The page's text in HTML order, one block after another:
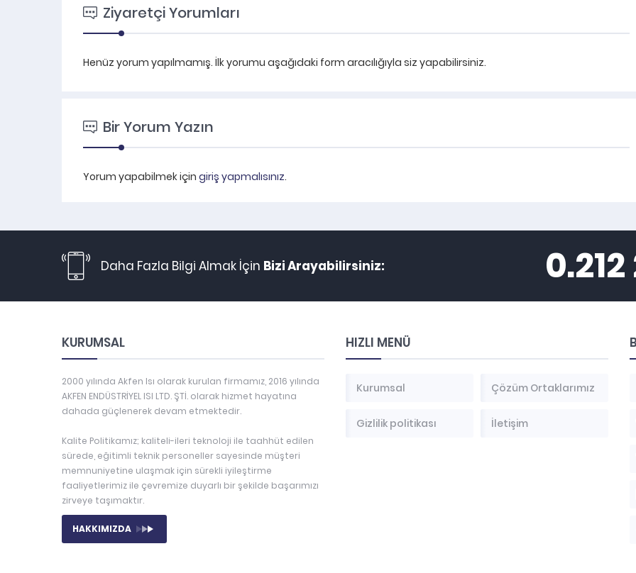
Ziyaretçi Yorumları
Henüz yorum yapılmamış. İlk yorumu aşağıdaki form aracılığıyla siz yapabilirsiniz.
Bir Yorum Yazın
Yorum yapabilmek için giriş yapmalısınız.
Daha Fazla Bilgi Almak İçin Bizi Arayabilirsiniz:
KURUMSAL
2000 yılında Akfen Isı olarak kurulan firmamız, 2016 yılında
AKFEN ENDÜSTRİYEL ISI LTD. ŞTİ. olarak hizmet hayatına
dahada güçlenerek devam etmektedir.
Kalite Politikamız; kaliteli-ileri teknoloji ile taahhüt edilen
sürede, eğitimli teknik personeller sayesinde müşteri
memnuniyetine ulaşmak için sürekli iyileştirme
faaliyetlerimiz ile çevremize duyarlı bir şekilde başarımızı
zirveye taşımaktır.
HAKKIMIZDA
HIZLI MENÜ
Kurumsal Çözüm Ortaklarımız
Gizlilik politikası İletişim